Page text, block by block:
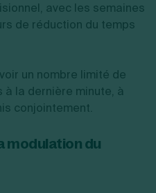
avec les semaines
de réduction du temps
un nombre limité de
la dernière minute, à
conjointement.
modulation du